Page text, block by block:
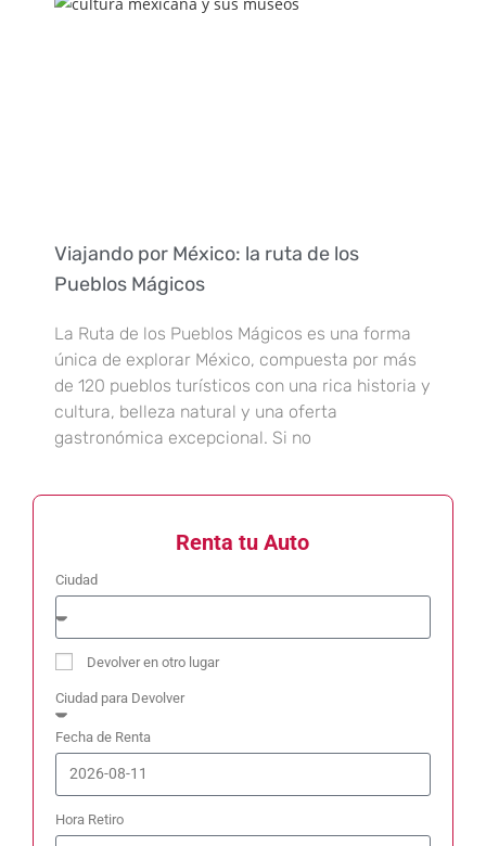
Viajando por México: la ruta de los
Pueblos Mágicos
La Ruta de los Pueblos Mágicos es una forma
única de explorar México, compuesta por más
de 120 pueblos turísticos con una rica historia y
cultura, belleza natural y una oferta
gastronómica excepcional. Si no
Renta tu Auto
Ciudad
Devolver en otro lugar
Ciudad para Devolver
Fecha de Renta
Hora Retiro